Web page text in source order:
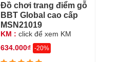
Đồ chơi trang điểm gỗ
BBT Global cao cấp
MSN21019
KM : click để xem KM
634.000₫ -20%